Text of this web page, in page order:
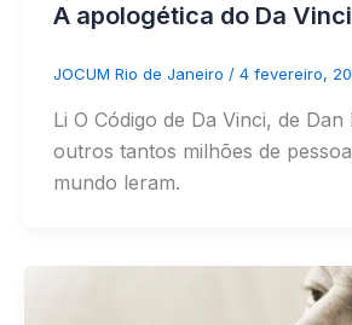
A apologética do Da Vinci
JOCUM Rio de Janeiro / 4 fevereiro,
Li O Código de Da Vinci, de
outros tantos milhões de
mundo leram.